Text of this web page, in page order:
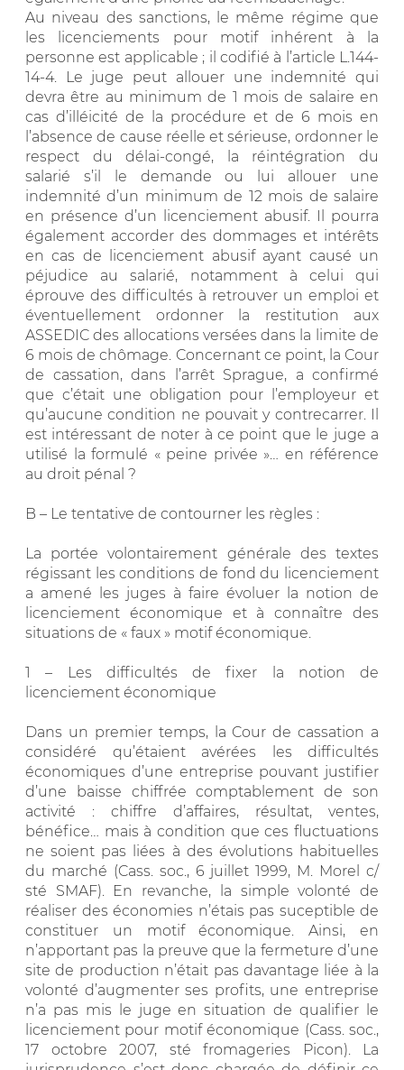
Au niveau des sanctions, le même régime que
les licenciements pour motif inhérent à la
personne est applicable ; il codifié à l’article L.144-
14-4. Le juge peut allouer une indemnité qui
devra être au minimum de 1 mois de salaire en
cas d’illéicité de la procédure et de 6 mois en
l’absence de cause réelle et sérieuse, ordonner le
respect du délai-congé, la réintégration du
salarié s’il le demande ou lui allouer une
indemnité d’un minimum de 12 mois de salaire
en présence d’un licenciement abusif. Il pourra
également accorder des dommages et intérêts
en cas de licenciement abusif ayant causé un
péjudice au salarié, notamment à celui qui
éprouve des difficultés à retrouver un emploi et
éventuellement ordonner la restitution aux
ASSEDIC des allocations versées dans la limite de
6 mois de chômage. Concernant ce point, la Cour
de cassation, dans l’arrêt Sprague, a confirmé
que c’était une obligation pour l’employeur et
qu’aucune condition ne pouvait y contrecarrer. Il
est intéressant de noter à ce point que le juge a
utilisé la formulé « peine privée »… en référence
au droit pénal ?
B – Le tentative de contourner les règles :
La portée volontairement générale des textes
régissant les conditions de fond du licenciement
a amené les juges à faire évoluer la notion de
licenciement économique et à connaître des
situations de « faux » motif économique.
1 – Les difficultés de fixer la notion de
licenciement économique
Dans un premier temps, la Cour de cassation a
considéré qu’étaient avérées les difficultés
économiques d’une entreprise pouvant justifier
d’une baisse chiffrée comptablement de son
activité : chiffre d’affaires, résultat, ventes,
bénéfice… mais à condition que ces fluctuations
ne soient pas liées à des évolutions habituelles
du marché (Cass. soc., 6 juillet 1999, M. Morel c/
sté SMAF). En revanche, la simple volonté de
réaliser des économies n’étais pas suceptible de
constituer un motif économique. Ainsi, en
n’apportant pas la preuve que la fermeture d’une
site de production n’était pas davantage liée à la
volonté d’augmenter ses profits, une entreprise
n’a pas mis le juge en situation de qualifier le
licenciement pour motif économique (Cass. soc.,
17 octobre 2007, sté fromageries Picon). La